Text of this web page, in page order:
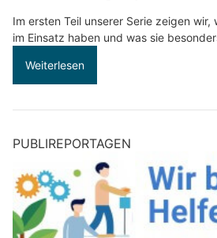
Im ersten Teil unserer Serie zeigen
im Einsatz haben und was sie
Weiterlesen
PUBLIREPORTAGEN